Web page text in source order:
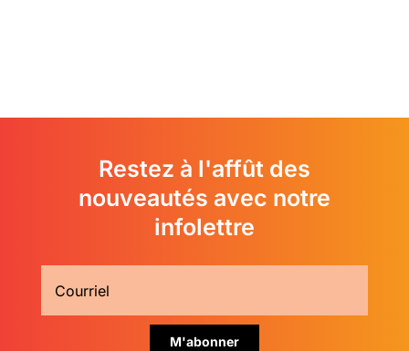
Restez à l'affût des
nouveautés avec notre
infolettre